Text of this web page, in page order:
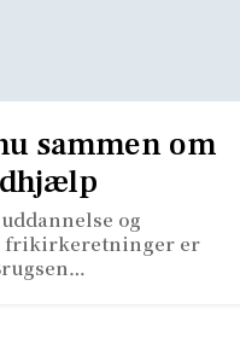
sammen om
og
frikirkeretninger er